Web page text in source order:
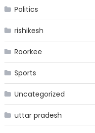
Politics
rishikesh
Roorkee
Sports
Uncategorized
uttar pradesh